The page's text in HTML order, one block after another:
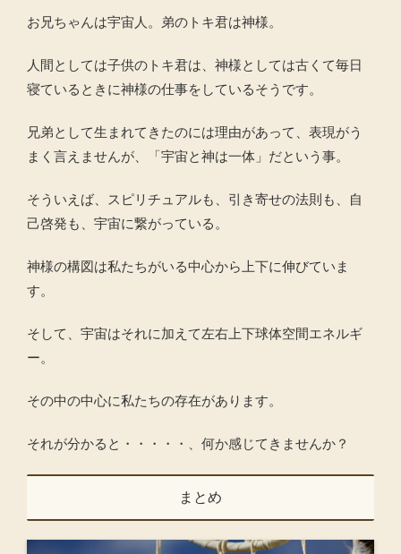
お兄ちゃんは宇宙人。弟のトキ君は神様。
人間としては子供のトキ君は、神様としては古くて毎日
寝ているときに神様の仕事をしているそうです。
兄弟として生まれてきたのには理由があって、表現がう
まく言えませんが、「宇宙と神は一体」だという事。
そういえば、スピリチュアルも、引き寄せの法則も、自
己啓発も、宇宙に繋がっている。
神様の構図は私たちがいる中心から上下に伸びていま
す。
そして、宇宙はそれに加えて左右上下球体空間エネルギ
ー。
その中の中心に私たちの存在があります。
それが分かると・・・・・、何か感じてきませんか？
まとめ